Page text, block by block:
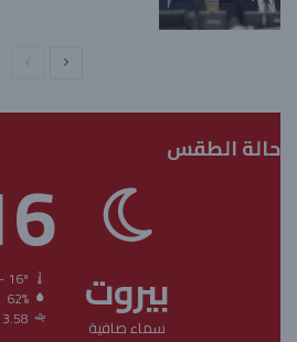
ة
ا
ل
س
حالة الطقس
بيروت
سماء صافية
62%
3.58 كيلومتر/ساعة